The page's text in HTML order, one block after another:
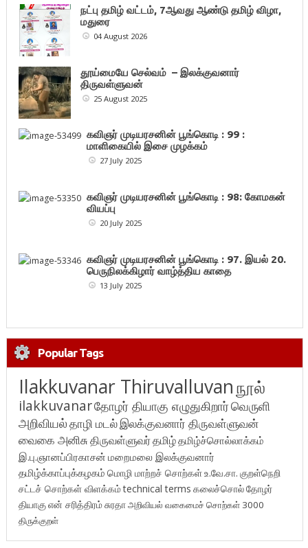
நட்பு தமிழ் வட்டம், 7ஆவது ஆண்டு தமிழ் விழா,
மதுரை
04 August 2026
தூய்மையே செல்வம் – இலக்குவனார்
திருவள்ளுவன்
25 August 2025
கவிஞர் முடியரசனின் பூங்கொடி : 99 :
மாளிகையில் இசை முழக்கம்
27 July 2025
கவிஞர் முடியரசனின் பூங்கொடி : 98: கோமகன்
வியப்பு
20 July 2025
கவிஞர் முடியரசனின் பூங்கொடி : 97. இயல் 20.
பெருநிலக்கிழார் வாழ்த்திய காதை
13 July 2025
Popular Tags
Ilakkuvanar Thiruvalluvanநூல்
ilakkuvanarதோழர் தியாகு எழுதுகிறார்வெருளி
அறிவியல்தாழி மடல்இலக்குவனார் திருவள்ளுவன்
வைகை அனிசுதிருவள்ளுவர்தமிழ்தமிழ்ச்சொல்லாக்கம்
இ.பு.ஞானப்பிரகாசன் மறைமலை இலக்குவனார்
தமிழ்க்காப்புக்கழகம் மொழி மாற்றச் சொற்கள்உ.வே.சா. குறள்நெறி
சட்டச் சொற்கள் விளக்கம்technical terms கலைச்சொல்தோழர்
தியாகுஎன் சரித்திரம்சுரதாஅறிவியல் வகைமைச் சொற்கள் 3000
திருக்குறள்